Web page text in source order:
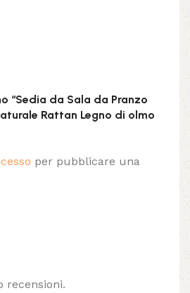
recensioni.
“Sedia da Sala da Pranzo
Rattan Legno di olmo
per pubblicare una